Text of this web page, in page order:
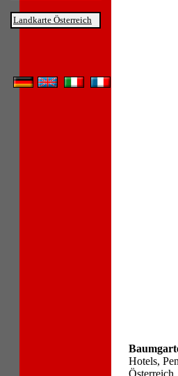
Landkarte Österreich
Hotels,
Österreich